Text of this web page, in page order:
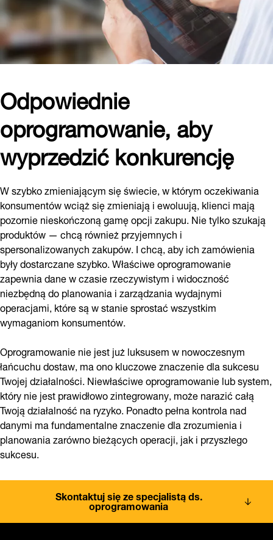
Odpowiednie
oprogramowanie, aby
wyprzedzić konkurencję
W szybko zmieniającym się świecie, w którym oczekiwania
konsumentów wciąż się zmieniają i ewoluują, klienci mają
pozornie nieskończoną gamę opcji zakupu. Nie tylko szukają
produktów — chcą również przyjemnych i
spersonalizowanych zakupów. I chcą, aby ich zamówienia
były dostarczane szybko. Właściwe oprogramowanie
zapewnia dane w czasie rzeczywistym i widoczność
niezbędną do planowania i zarządzania wydajnymi
operacjami, które są w stanie sprostać wszystkim
wymaganiom konsumentów.
Oprogramowanie nie jest już luksusem w nowoczesnym
łańcuchu dostaw, ma ono kluczowe znaczenie dla sukcesu
Twojej działalności. Niewłaściwe oprogramowanie lub system,
który nie jest prawidłowo zintegrowany, może narazić całą
Twoją działalność na ryzyko. Ponadto pełna kontrola nad
danymi ma fundamentalne znaczenie dla zrozumienia i
planowania zarówno bieżących operacji, jak i przyszłego
sukcesu.
Skontaktuj się ze specjalistą ds.
oprogramowania